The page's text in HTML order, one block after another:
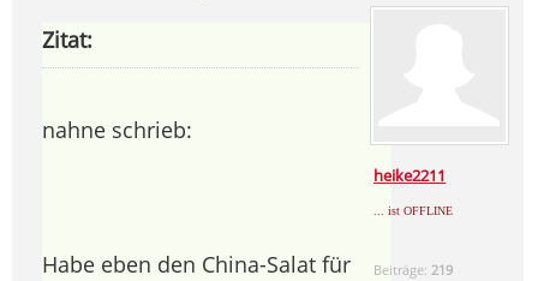
heike2211
... ist OFFLINE
Beiträge: 219
Zitat:
nahne schrieb:
Habe eben den China-Salat für